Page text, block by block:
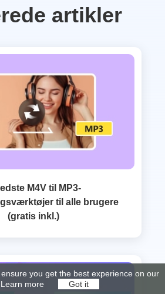
artikler
M4V til MP3-
til alle brugere
(gratis inkl.)
you get the best experience on our
Learn more Got it